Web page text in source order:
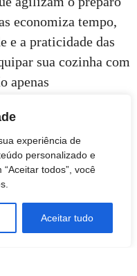
experiência de
personalizado e
todos”, você
Aceitar tudo
economiza tempo,
e a praticidade das
sua cozinha com
apenas
eficiente,